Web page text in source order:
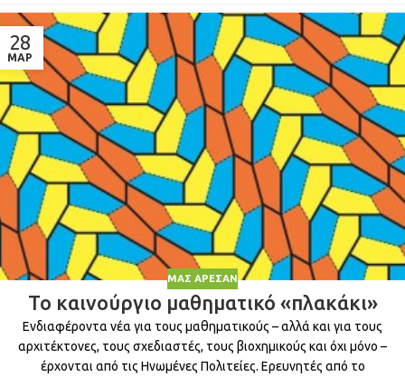
28
ΜΑΡ
ΜΑΣ ΆΡΕΣΑΝ
Το καινούργιο μαθηματικό «πλακάκι»
Ενδιαφέροντα νέα για τους μαθηματικούς – αλλά και για τους
αρχιτέκτονες, τους σχεδιαστές, τους βιοχημικούς και όχι μόνο –
έρχονται από τις Ηνωμένες Πολιτείες. Ερευνητές από το